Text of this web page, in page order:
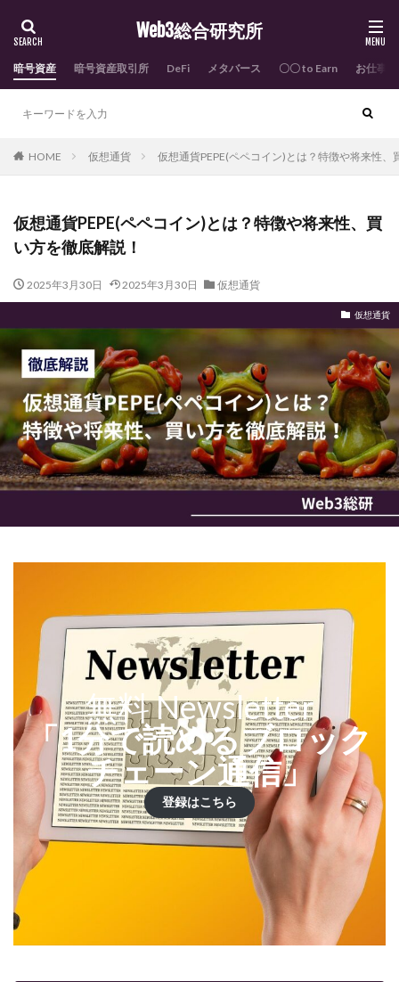
Web3総合研究所
暗号資産 暗号資産取引所 DeFi メタバース 〇〇 to Earn お仕事
HOME 仮想通貨 仮想通貨PEPE(ペペコイン)とは？特徴や将来性、
仮想通貨PEPE(ペペコイン)とは？特徴や将来性、買
い方を徹底解説！
2025年3月30日 2025年3月30日 仮想通貨
仮想通貨
無料 Newsletter
「1分で読めるブロック
チェーン通信」
登録はこちら